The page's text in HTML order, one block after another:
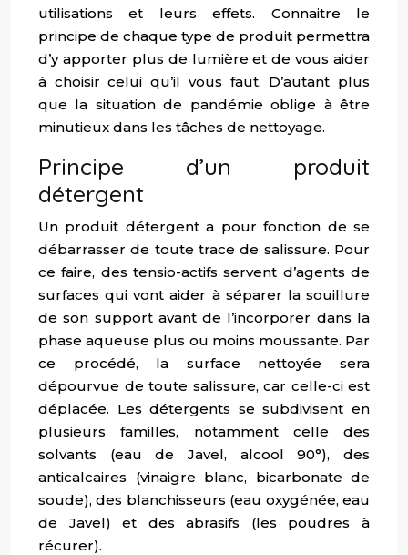
utilisations et leurs effets. Connaitre le
principe de chaque type de produit permettra
d’y apporter plus de lumière et de vous aider
à choisir celui qu’il vous faut. D’autant plus
que la situation de pandémie oblige à être
minutieux dans les tâches de nettoyage.
Principe d’un produit
détergent
Un produit détergent a pour fonction de se
débarrasser de toute trace de salissure. Pour
ce faire, des tensio-actifs servent d’agents de
surfaces qui vont aider à séparer la souillure
de son support avant de l’incorporer dans la
phase aqueuse plus ou moins moussante. Par
ce procédé, la surface nettoyée sera
dépourvue de toute salissure, car celle-ci est
déplacée. Les détergents se subdivisent en
plusieurs familles, notamment celle des
solvants (eau de Javel, alcool 90°), des
anticalcaires (vinaigre blanc, bicarbonate de
soude), des blanchisseurs (eau oxygénée, eau
de Javel) et des abrasifs (les poudres à
récurer).